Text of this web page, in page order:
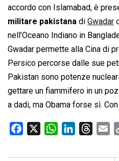
accordo con Islamabad, è
militare pakistana di Gwadar
nell’Oceano Indiano in
Gwadar permette alla Cina di
Persico percorse dalle sue
Pakistan sono potenze
gettare un fiammifero in un
a dadi, ma Obama forse sì.
c
W
a
n
r
a